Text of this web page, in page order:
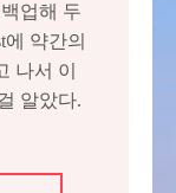
업해 두
에 약간의
나서 이
알았다.